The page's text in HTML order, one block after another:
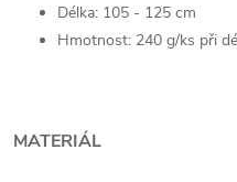
Délka: 105 - 125 cm
Hmotnost: 240 g/ks při
MATERIÁL